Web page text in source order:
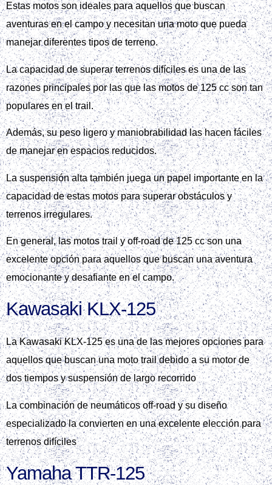
Estas motos son ideales para aquellos que buscan
aventuras en el campo y necesitan una moto que pueda
manejar diferentes tipos de terreno.
La capacidad de superar terrenos difíciles es una de las
razones principales por las que las motos de 125 cc son tan
populares en el trail.
Además, su peso ligero y maniobrabilidad las hacen fáciles
de manejar en espacios reducidos.
La suspensión alta también juega un papel importante en la
capacidad de estas motos para superar obstáculos y
terrenos irregulares.
En general, las motos trail y off-road de 125 cc son una
excelente opción para aquellos que buscan una aventura
emocionante y desafiante en el campo.
Kawasaki KLX‑125
La Kawasaki KLX‑125 es una de las mejores opciones para
aquellos que buscan una moto trail debido a su motor de
dos tiempos y suspensión de largo recorrido
La combinación de neumáticos off‑road y su diseño
especializado la convierten en una excelente elección para
terrenos difíciles
Yamaha TTR‑125